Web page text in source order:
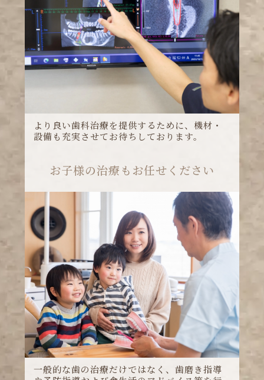
より良い歯科治療を提供するために、機材・
設備も充実させてお待ちしております。
お子様の治療もお任せください
一般的な歯の治療だけではなく、歯磨き指導
や予防指導および食生活のアドバイス等を行
い、お子様のお口の健康を専門的にサポート
します。